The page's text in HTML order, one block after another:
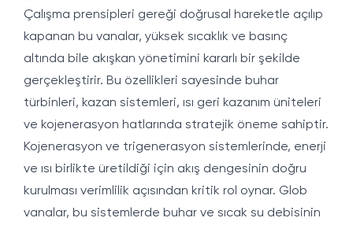
Çalışma prensipleri gereği doğrusal hareketle açılıp
kapanan bu vanalar, yüksek sıcaklık ve basınç
altında bile akışkan yönetimini kararlı bir şekilde
gerçekleştirir. Bu özellikleri sayesinde buhar
türbinleri, kazan sistemleri, ısı geri kazanım üniteleri
ve kojenerasyon hatlarında stratejik öneme sahiptir.
Kojenerasyon ve trigenerasyon sistemlerinde, enerji
ve ısı birlikte üretildiği için akış dengesinin doğru
kurulması verimlilik açısından kritik rol oynar. Glob
vanalar, bu sistemlerde buhar ve sıcak su debisinin